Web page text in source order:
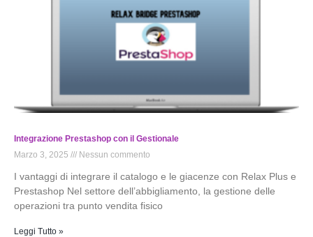
Integrazione Prestashop con il Gestionale
Marzo 3, 2025
Nessun commento
I vantaggi di integrare il catalogo e le giacenze con Relax Plus e
Prestashop Nel settore dell’abbigliamento, la gestione delle
operazioni tra punto vendita fisico
Leggi Tutto »